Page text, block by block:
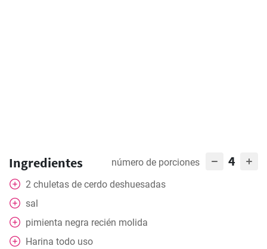
Ingredientes número de porciones 4
2 chuletas de cerdo deshuesadas
sal
pimienta negra recién molida
Harina todo uso